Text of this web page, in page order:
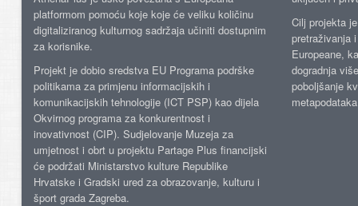
platformom pomoću koje koje će veliku količinu
digitaliziranog kulturnog sadržaja učiniti dostupnim
za korisnike.
Projekt je dobio sredstva EU Programa podrške
politikama za primjenu informacijskih i
komunikacijskih tehnologije (ICT PSP) kao dijela
Okvirnog programa za konkurentnost i
inovativnost (CIP). Sudjelovanje Muzeja za
umjetnost i obrt u projektu Partage Plus financijski
će podržati Ministarstvo kulture Republike
Hrvatske i Gradski ured za obrazovanje, kulturu i
šport grada Zagreba.
Cilj projekta
pretraživanja
Europeane,
dogradnja
poboljšanje